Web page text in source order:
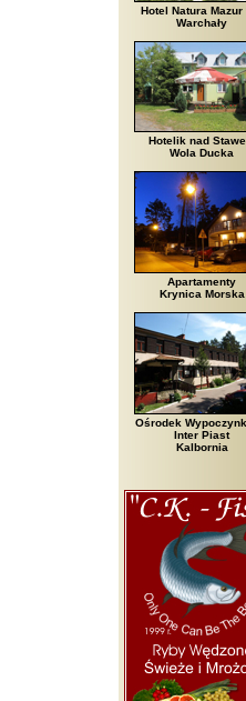
Białowieża, Bielsko Biała,
Hotel Natura Mazur
Warchały
Hotelik nad
Wola Ducka
Apartamenty
Krynica Morska
Ośrodek
Inter Piast
Kalbornia